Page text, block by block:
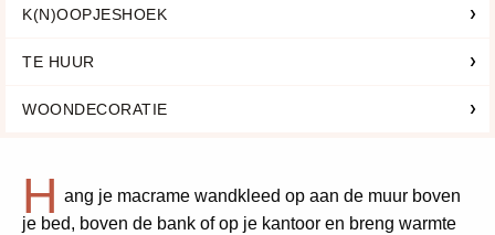
K(N)OOPJESHOEK
TE HUUR
WOONDECORATIE
H ang je macrame wandkleed op aan de muur boven
je bed, boven de bank of op je kantoor en breng warmte